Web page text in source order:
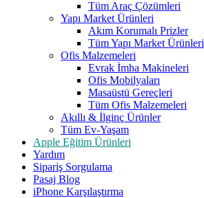
Tüm Araç Çözümleri
Yapı Market Ürünleri
Akım Korumalı Prizler
Tüm Yapı Market Ürünleri
Ofis Malzemeleri
Evrak İmha Makineleri
Ofis Mobilyaları
Masaüstü Gereçleri
Tüm Ofis Malzemeleri
Akıllı & İlginç Ürünler
Tüm Ev-Yaşam
Apple Eğitim Ürünleri
Yardım
Sipariş Sorgulama
Pasaj Blog
iPhone Karşılaştırma